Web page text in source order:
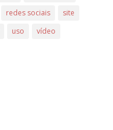
redes sociais
site
uso
vídeo